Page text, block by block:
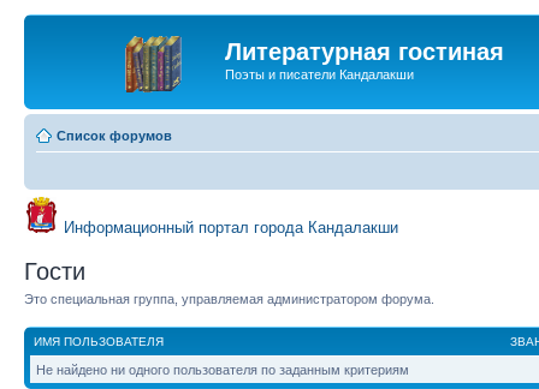
Литературная гостиная
Поэты и писатели Кандалакши
Список форумов
Информационный портал города Кандалакши
Гости
Это специальная группа, управляемая администратором форума.
ИМЯ ПОЛЬЗОВАТЕЛЯ
Не найдено ни одного пользователя по заданным критериям